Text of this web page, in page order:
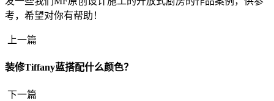
考，希望对你有帮助！
上一篇
装修Tiffany蓝搭配什么颜色？
下一篇